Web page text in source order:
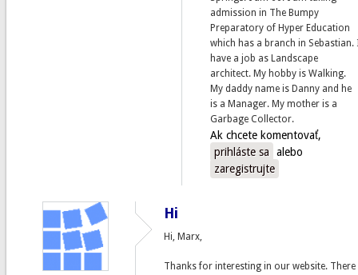
admission in The Bumpy
Preparatory of Hyper Education
which has a branch in Sebastian.
have a job as Landscape
architect. My hobby is Walking.
My daddy name is Danny and he
is a Manager. My mother is a
Garbage Collector.
Ak chcete komentovať,
prihláste sa
alebo
zaregistrujte
Hi
Hi, Marx,
Thanks for interesting in our website. There